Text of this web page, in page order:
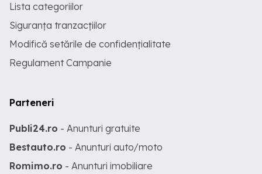
Lista categoriilor
Siguranța tranzacțiilor
Modifică setările de confidențialitate
Regulament Campanie
Parteneri
Publi24.ro - Anunturi gratuite
Bestauto.ro - Anunturi auto/moto
Romimo.ro - Anunturi imobiliare